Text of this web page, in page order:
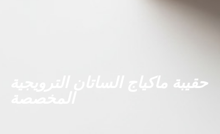
حقيبة ماكياج الساتان الترويجية